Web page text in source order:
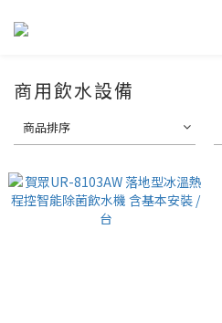
商用飲水設備
商品排序